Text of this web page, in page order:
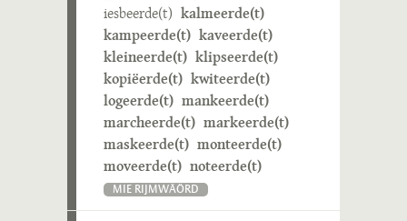
iesbeerde(t) kalmeerde(t)
kampeerde(t) kaveerde(t)
kleineerde(t) klipseerde(t)
kopiëerde(t) kwiteerde(t)
logeerde(t) mankeerde(t)
marcheerde(t) markeerde(t)
maskeerde(t) monteerde(t)
moveerde(t) noteerde(t)
MIE RIJMWÄÖRD